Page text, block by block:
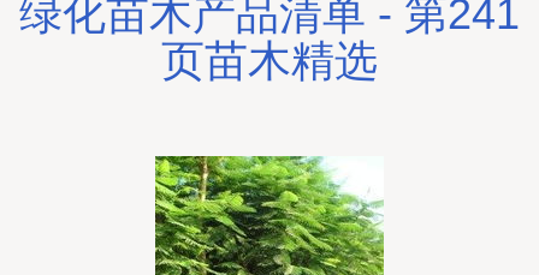
绿化苗木产品清单 - 第241
页苗木精选